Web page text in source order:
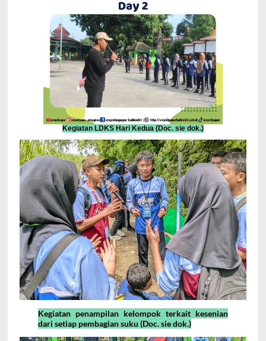
Kegiatan LDKS Hari Kedua (Doc. sie dok.)
Kegiatan penampilan kelompok terkait kesenian
dari setiap pembagian suku (Doc. sie dok.)